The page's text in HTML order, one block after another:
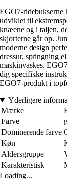
EGO7-ridebukserne
udviklet til
knæene og i taljen,
skjorterne går op.
moderne design
dressur, springning
maskinvaskes.
dig specifikke
EGO7-produkt i
Yderligere
Mærke
Farve
Dominerende farve
Køn
Aldersgruppe
Karakteristisk
Loading...